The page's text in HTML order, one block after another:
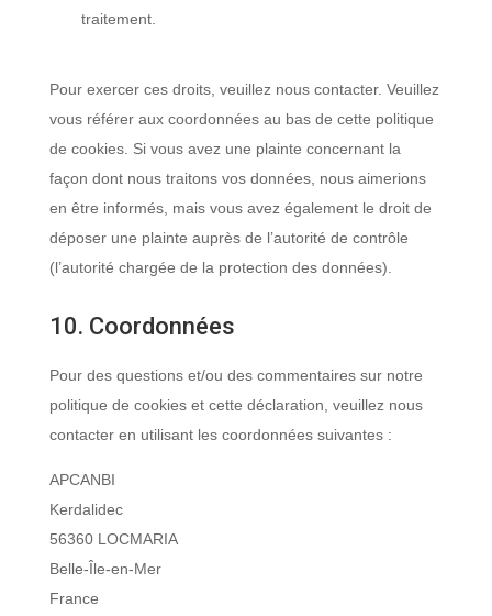
traitement.
Pour exercer ces droits, veuillez nous contacter. Veuillez
vous référer aux coordonnées au bas de cette politique
de cookies. Si vous avez une plainte concernant la
façon dont nous traitons vos données, nous aimerions
en être informés, mais vous avez également le droit de
déposer une plainte auprès de l’autorité de contrôle
(l’autorité chargée de la protection des données).
10. Coordonnées
Pour des questions et/ou des commentaires sur notre
politique de cookies et cette déclaration, veuillez nous
contacter en utilisant les coordonnées suivantes :
APCANBI
Kerdalidec
56360 LOCMARIA
Belle-Île-en-Mer
France